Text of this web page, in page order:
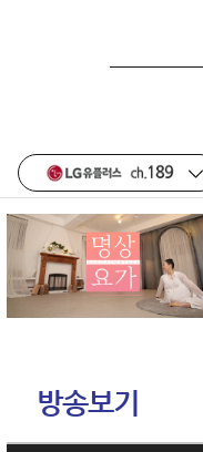
방송보기